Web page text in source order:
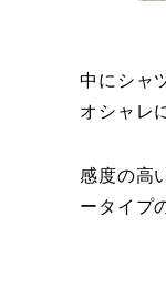
中にシャ
オシャレ
感度の高
ータイプ